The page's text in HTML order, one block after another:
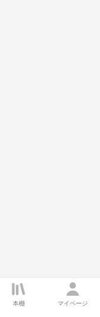
本棚 マイページ